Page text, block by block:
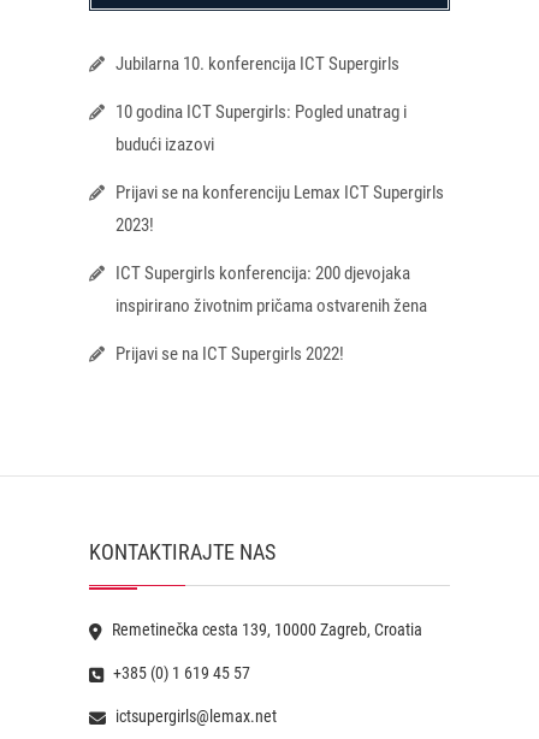
Jubilarna 10. konferencija ICT Supergirls
10 godina ICT Supergirls: Pogled unatrag i
budući izazovi
Prijavi se na konferenciju Lemax ICT Supergirls
2023!
ICT Supergirls konferencija: 200 djevojaka
inspirirano životnim pričama ostvarenih žena
Prijavi se na ICT Supergirls 2022!
KONTAKTIRAJTE NAS
Remetinečka cesta 139, 10000 Zagreb, Croatia
+385 (0) 1 619 45 57
ictsupergirls@lemax.net